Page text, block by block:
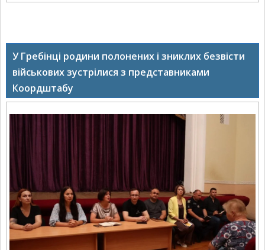
У Гребінці родини полонених і зниклих безвісти
військових зустрілися з представниками
Коордштабу